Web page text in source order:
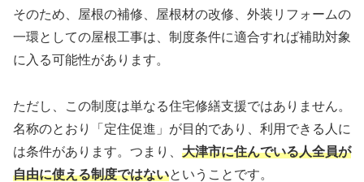
そのため、屋根の補修、屋根材の改修、外装リフォームの
一環としての屋根工事は、制度条件に適合すれば補助対象
に入る可能性があります。
ただし、この制度は単なる住宅修繕支援ではありません。
名称のとおり「定住促進」が目的であり、利用できる人に
は条件があります。つまり、 大津市に住んでいる人全員が
自由に使える制度ではないということです。